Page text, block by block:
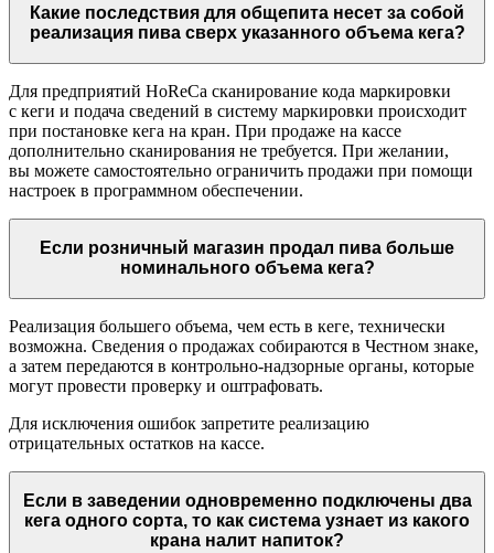
Какие последствия для общепита несет за собой
реализация пива сверх указанного объема кега?
Для предприятий HoReCa сканирование кода маркировки
с кеги и подача сведений в систему маркировки происходит
при постановке кега на кран. При продаже на кассе
дополнительно сканирования не требуется. При желании,
вы можете самостоятельно ограничить продажи при помощи
настроек в программном обеспечении.
Если розничный магазин продал пива больше
номинального объема кега?
Реализация большего объема, чем есть в кеге, технически
возможна. Сведения о продажах собираются в Честном знаке,
а затем передаются в контрольно-надзорные органы, которые
могут провести проверку и оштрафовать.
Для исключения ошибок запретите реализацию
отрицательных остатков на кассе.
Если в заведении одновременно подключены два
кега одного сорта, то как система узнает из какого
крана налит напиток?